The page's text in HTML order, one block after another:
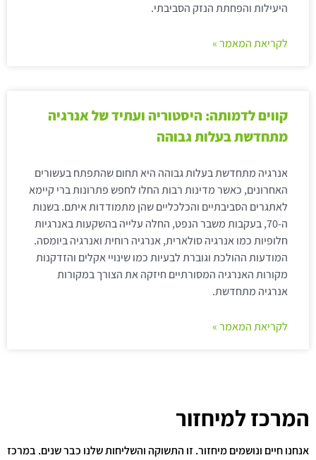
היעילות והפחתת הנזק הסביבתי.
לקריאת המאמר »
קווים לדמותה: היסטוריה ועתיד של אנרגיה
מתחדשת בעלות גבוהה
אנרגיה מתחדשת בעלות גבוהה היא תחום שהתפתח בעשורים
האחרונים, כאשר מדינות רבות החלו לחפש פתרונות ברי קיימא
לאתגרים הסביבתיים והכלכליים שהן מתמודדות איתם. בשנות
ה-70, בעקבות משבר הנפט, החלה עלייה בהשקעות באנרגיות
חלופיות כמו אנרגיה סולארית, אנרגיה רוחית ואנרגיה ביומסה.
המודעות ההולכת וגוברת לבעיות כמו שינויי אקלים והזדקנות
מקורות האנרגיה המסורתיים חיזקה את הצורך במקורות
אנרגיה מתחדשת.
לקריאת המאמר »
המרכז למיחזור
אנחנו חיים ונושמים מיחזור. זו התשוקה והשליחות שלנו כבר שנים. במרכז